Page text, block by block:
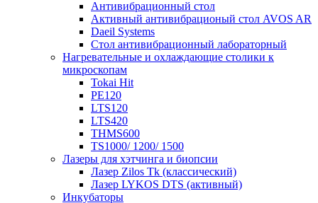
Антивибрационный стол
Активный антивибрационый стол AVOS AR
Daeil Systems
Стол антивибрационный лабораторный
Нагревательные и охлаждающие столики к
микроскопам
Tokai Hit
PE120
LTS120
LTS420
THMS600
TS1000/ 1200/ 1500
Лазеры для хэтчинга и биопсии
Лазер Zilos Tk (классический)
Лазер LYKOS DTS (активный)
Инкубаторы